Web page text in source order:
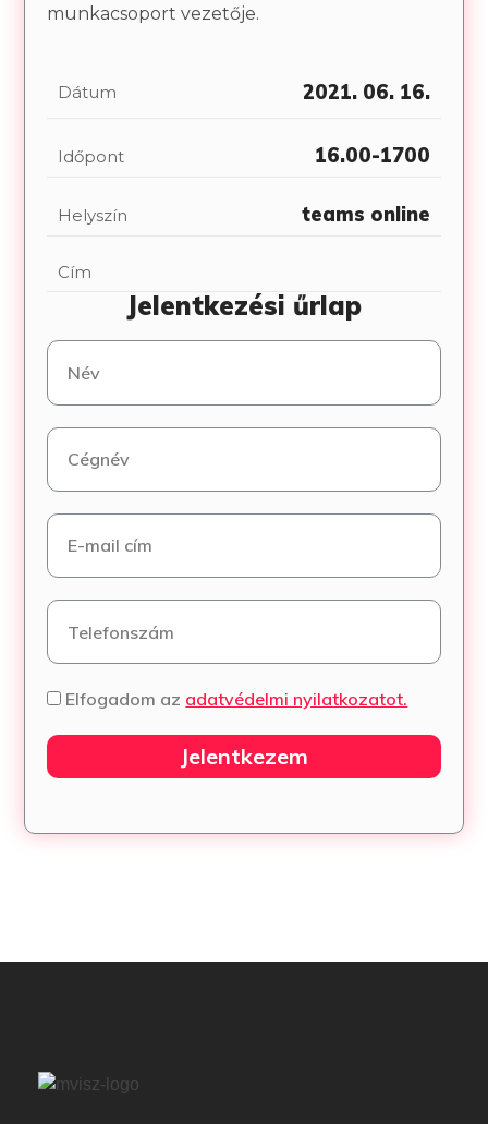
munkacsoport vezetője.
Dátum 2021. 06. 16.
Időpont 16.00-1700
Helyszín teams online
Cím
Jelentkezési űrlap
Elfogadom az adatvédelmi nyilatkozatot.
Jelentkezem